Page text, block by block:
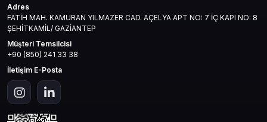
Adres
FATİH MAH. KAMURAN YILMAZER CAD. AÇELYA APT NO: 7 İÇ KAPI NO: 8
ŞEHİTKAMİL/ GAZİANTEP
Müşteri Temsilcisi
+90 (850) 241 33 38
İletişim E-Posta